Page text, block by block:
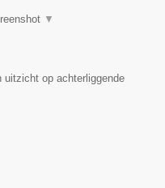
▼
op achterliggende